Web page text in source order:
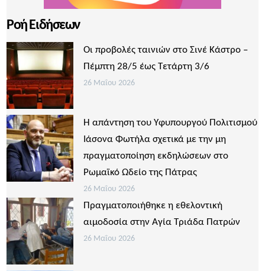
Ροή Ειδήσεων
Οι προβολές ταινιών στο Σινέ Κάστρο –
Πέμπτη 28/5 έως Τετάρτη 3/6
26 Μαΐου 2026
Η απάντηση του Υφυπουργού Πολιτισμού
Ιάσονα Φωτήλα σχετικά με την μη
πραγματοποίηση εκδηλώσεων στο
Ρωμαϊκό Ωδείο της Πάτρας
26 Μαΐου 2026
Πραγματοποιήθηκε η εθελοντική
αιμοδοσία στην Αγία Τριάδα Πατρών
26 Μαΐου 2026